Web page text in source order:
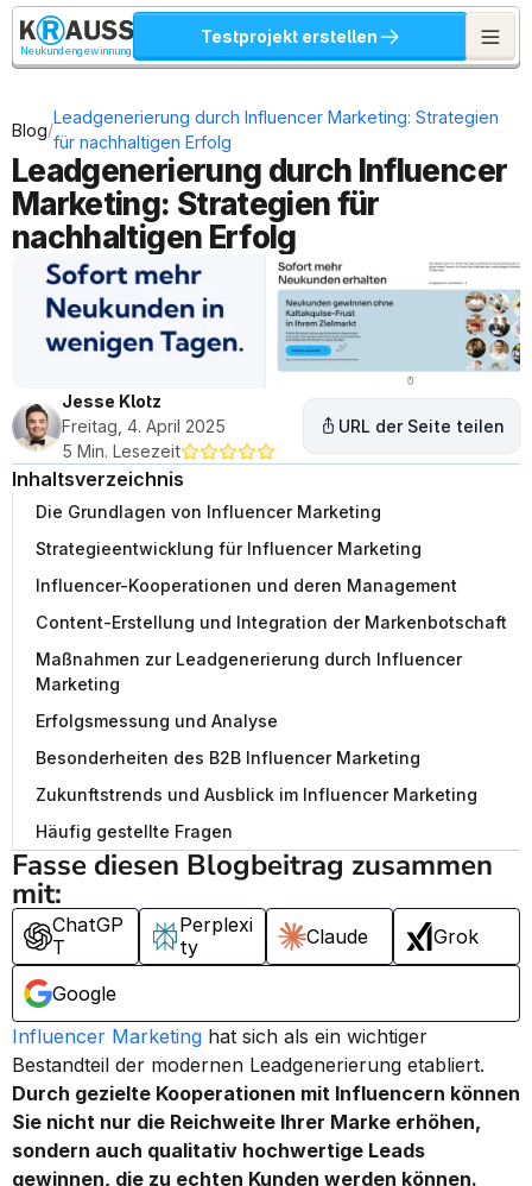
Neukundengewinnung
Testprojekt erstellen
Blog/
Leadgenerierung durch Influencer Marketing: Strategien
für nachhaltigen Erfolg
Leadgenerierung durch Influencer
Marketing: Strategien für
nachhaltigen Erfolg
Jesse Klotz
Freitag, 4. April 2025
5 Min. Lesezeit
URL der Seite teilen
Inhaltsverzeichnis
Die Grundlagen von Influencer Marketing
Strategieentwicklung für Influencer Marketing
Influencer-Kooperationen und deren Management
Content-Erstellung und Integration der Markenbotschaft
Maßnahmen zur Leadgenerierung durch Influencer
Marketing
Erfolgsmessung und Analyse
Besonderheiten des B2B Influencer Marketing
Zukunftstrends und Ausblick im Influencer Marketing
Häufig gestellte Fragen
Fasse diesen Blogbeitrag zusammen
mit:
ChatGP
T
Perplexi
ty
Claude Grok
Google
Influencer Marketing hat sich als ein wichtiger
Durch gezielte Kooperationen mit Influencern können
Sie nicht nur die Reichweite Ihrer Marke erhöhen,
sondern auch qualitativ hochwertige Leads
gewinnen, die zu echten Kunden werden können.